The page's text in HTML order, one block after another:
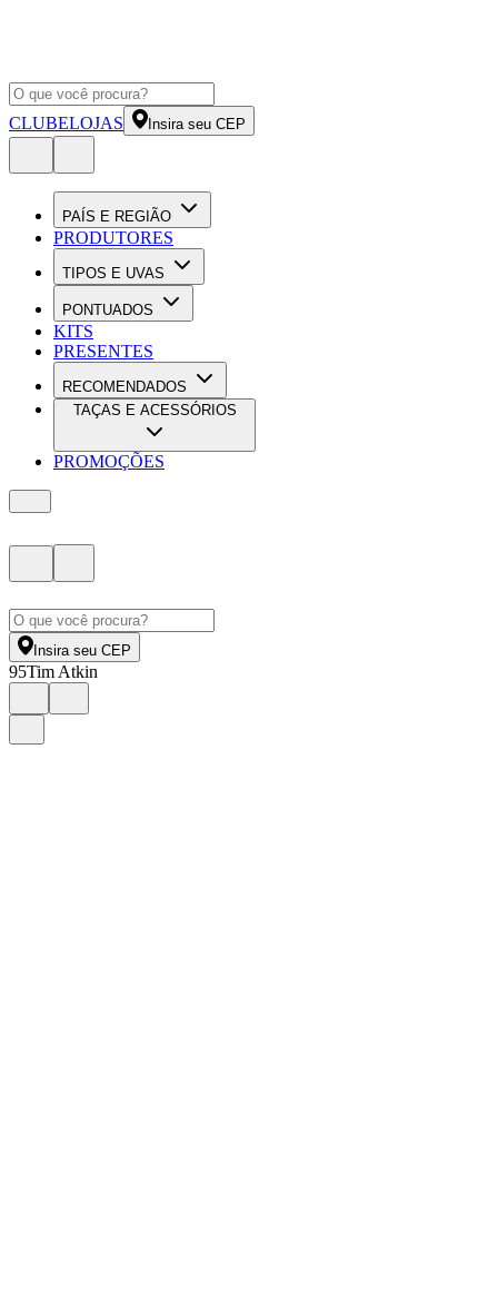
CLUBELOJAS Insira seu CEP
PAÍS E REGIÃO
PRODUTORES
TIPOS E UVAS
PONTUADOS
KITS
PRESENTES
RECOMENDADOS
TAÇAS E ACESSÓRIOS
PROMOÇÕES
Insira seu CEP
95Tim Atkin